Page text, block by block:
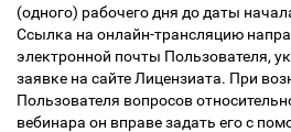
(одного) рабочего дня до даты
Ссылка на онлайн-трансляцию
электронной почты Пользователя,
заявке на сайте Лицензиата. При
Пользователя вопросов
вебинара он вправе задать его с